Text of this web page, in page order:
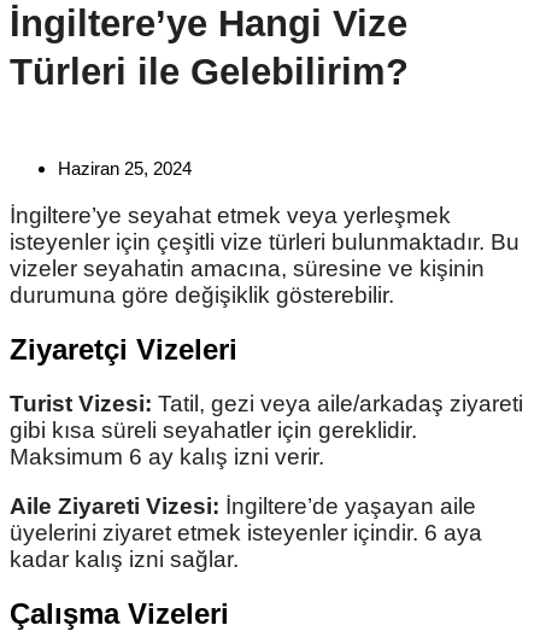
İngiltere’ye Hangi Vize
Türleri ile Gelebilirim?
Haziran 25, 2024
İngiltere’ye seyahat etmek veya yerleşmek
isteyenler için çeşitli vize türleri bulunmaktadır. Bu
vizeler seyahatin amacına, süresine ve kişinin
durumuna göre değişiklik gösterebilir.
Ziyaretçi Vizeleri
Turist Vizesi: Tatil, gezi veya aile/arkadaş ziyareti
gibi kısa süreli seyahatler için gereklidir.
Maksimum 6 ay kalış izni verir.
Aile Ziyareti Vizesi: İngiltere’de yaşayan aile
üyelerini ziyaret etmek isteyenler içindir. 6 aya
kadar kalış izni sağlar.
Çalışma Vizeleri